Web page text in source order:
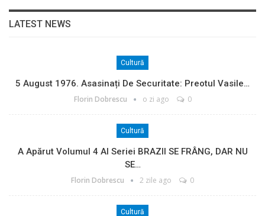
LATEST NEWS
Cultură
5 August 1976. Asasinați De Securitate: Preotul Vasile…
Florin Dobrescu o zi ago 0
Cultură
A Apărut Volumul 4 Al Seriei BRAZII SE FRÂNG, DAR NU
SE…
Florin Dobrescu 2 zile ago 0
Cultură